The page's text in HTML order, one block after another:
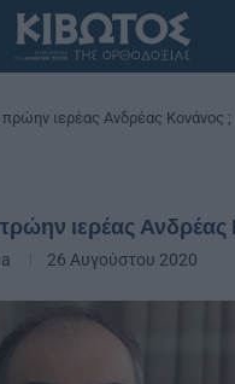
ιερέας Ανδρέας Κονάνος ;
ιερέας Ανδρέας
26 Αυγούστου 2020